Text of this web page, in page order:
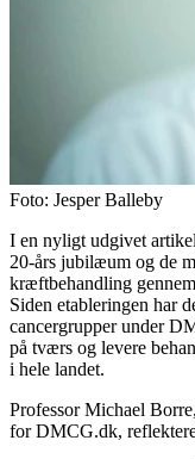
Foto: Jesper Balleby
I en nyligt udgivet
20-års jubilæum og de
kræftbehandling
Siden etableringen har
cancergrupper under
på tværs og levere
i hele landet.
Professor Michael
for DMCG.dk,